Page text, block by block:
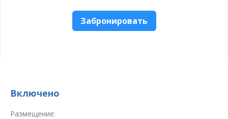
Забронировать
Включено
Размещение: